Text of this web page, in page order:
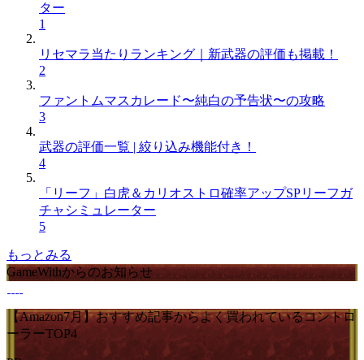
ター
1
リセマラ当たりランキング｜新武器の評価も掲載！
2
ファントムマスカレード〜純白の予告状〜の攻略
3
武器の評価一覧 | 絞り込み機能付き！
4
「リーフ」白虎＆カリオストロ確率アップSPリーフガ
チャシミュレーター
5
もっとみる
GameWithからのお知らせ
【Amazon7月】おすすめ記事からよく買われているコントロ
ーラーTOP4